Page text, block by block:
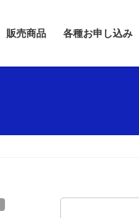
販売商品 各種お申し込み